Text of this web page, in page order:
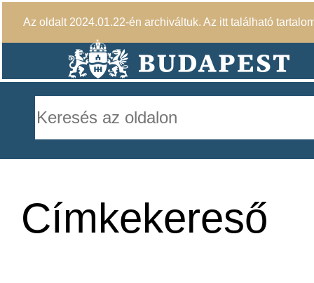
Az oldalt 2024.01.22-én archiváltuk. Az itt található
Címkekereső